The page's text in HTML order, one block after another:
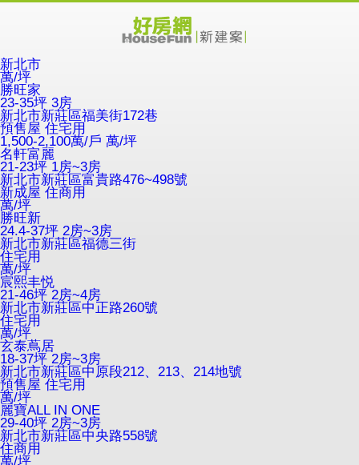
新北市
萬/坪
勝旺家
23-35坪 3房
新北市新莊區福美街172巷
預售屋 住宅用
1,500-2,100萬/戶 萬/坪
名軒富麗
21-23坪 1房~3房
新北市新莊區富貴路476~498號
新成屋 住商用
萬/坪
勝旺新
24.4-37坪 2房~3房
新北市新莊區福德三街
住宅用
萬/坪
宸熙丰悦
21-46坪 2房~4房
新北市新莊區中正路260號
住宅用
萬/坪
玄泰蔦居
18-37坪 2房~3房
新北市新莊區中原段212、213、214地號
預售屋 住宅用
萬/坪
麗寶ALL IN ONE
29-40坪 2房~3房
新北市新莊區中央路558號
住商用
萬/坪